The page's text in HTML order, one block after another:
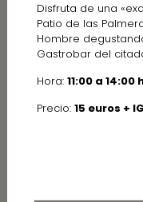
Disfruta de una
Patio de las
Hombre
Gastrobar del
Hora: 11:00 a 14:00
Precio: 15 euros +